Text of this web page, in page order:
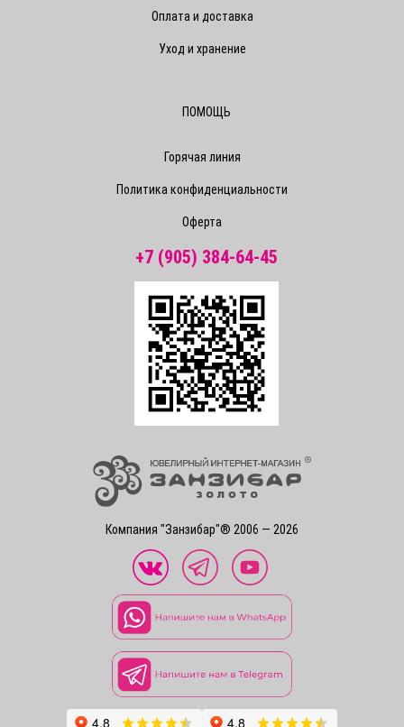
Компания "Занзибар"® 2006 — 2026
Оплата и доставка
Уход и хранение
ПОМОЩЬ
Горячая линия
Политика конфиденциальности
Оферта
+7 (905) 384-64-45